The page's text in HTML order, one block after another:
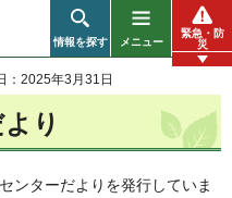
情報を探す メニュー
緊急・防
災
：2025年3月31日
り
ンターだよりを発行していま